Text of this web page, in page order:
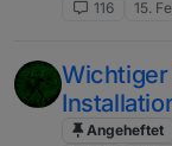
116
15.
Wichtiger
Angeheftet